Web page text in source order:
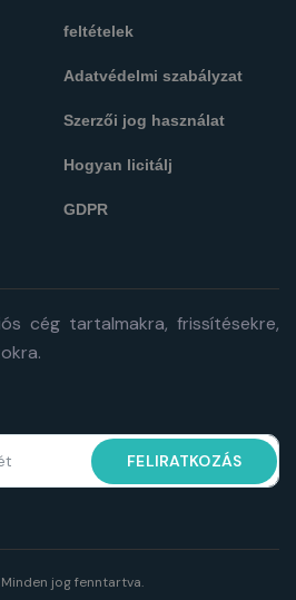
feltételek
Adatvédelmi szabályzat
Szerzői jog használat
Hogyan licitálj
GDPR
cég tartalmakra, frissítésekre,
FELIRATKOZÁS
jog fenntartva.